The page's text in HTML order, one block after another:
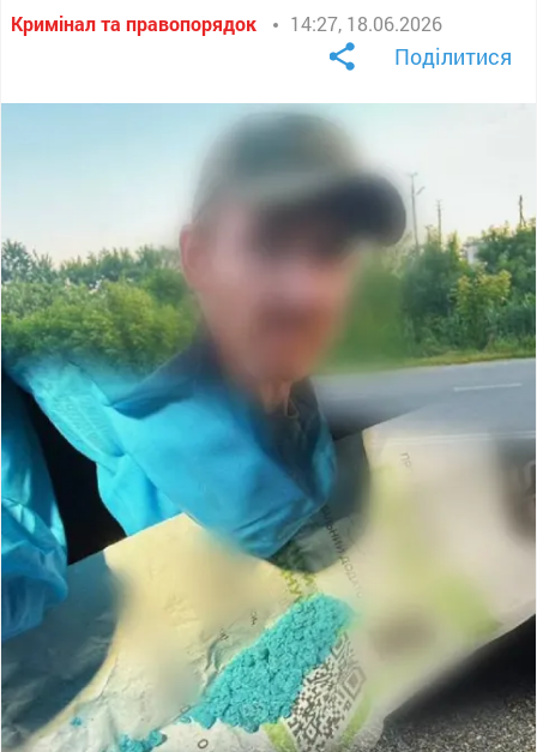
Кримінал та правопорядок 14:27, 18.06.2026
Поділитися